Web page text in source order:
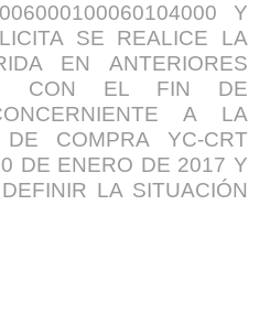
Y
SE REALICE LA
EN ANTERIORES
CON EL FIN DE
A LA
COMPRA YC-CRT
DE ENERO DE 2017 Y
LA SITUACIÓN